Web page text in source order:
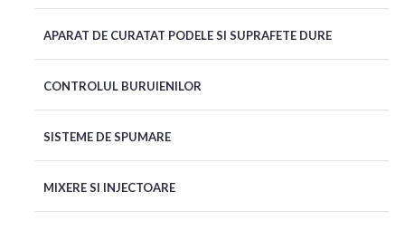
APARAT DE CURATAT PODELE SI SUPRAFETE DURE
CONTROLUL BURUIENILOR
SISTEME DE SPUMARE
MIXERE SI INJECTOARE